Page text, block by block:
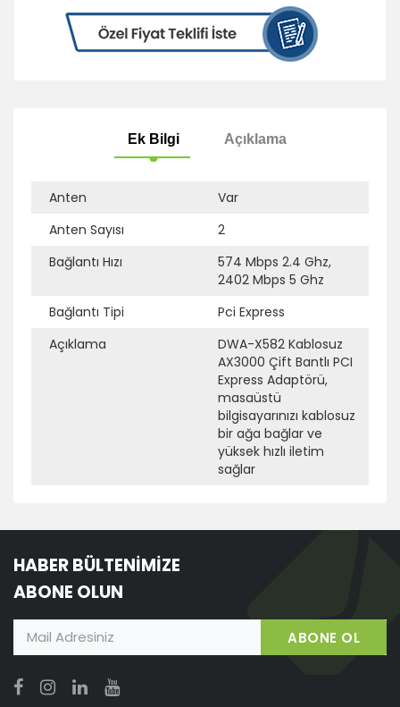
Açıklama
Anten
Var
Anten Sayısı
2
Bağlantı Hızı
574 Mbps 2.4 Ghz,
2402 Mbps 5 Ghz
Bağlantı Tipi
Pci Express
Açıklama
DWA-X582 Kablosuz
AX3000 Çift Bantlı PCI
Express Adaptörü,
masaüstü
bilgisayarınızı kablosuz
bir ağa bağlar ve
yüksek hızlı iletim
sağlar
HABER BÜLTENİMİZE
ABONE OLUN
ABONE OL